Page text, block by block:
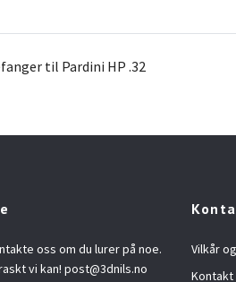
til Pardini HP .32
oss om du lurer på noe.
vi kan! post@3dnils.no
Vilkår
Kontakt